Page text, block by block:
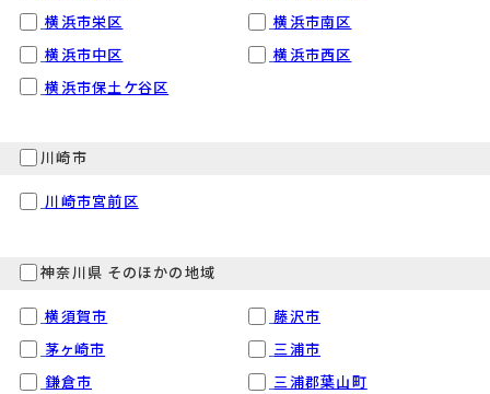
横浜市栄区
横浜市南区
横浜市中区
横浜市西区
横浜市保土ケ谷区
川崎市
川崎市宮前区
神奈川県 そのほかの地域
横須賀市
藤沢市
茅ヶ崎市
三浦市
鎌倉市
三浦郡葉山町